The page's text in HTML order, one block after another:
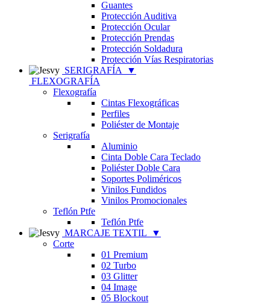
Guantes
Protección Auditiva
Protección Ocular
Protección Prendas
Protección Soldadura
Protección Vías Respiratorias
SERIGRAFÍA
▼
FLEXOGRAFÍA
Flexografía
Cintas Flexográficas
Perfiles
Poliéster de Montaje
Serigrafía
Aluminio
Cinta Doble Cara Teclado
Poliéster Doble Cara
Soportes Poliméricos
Vinilos Fundidos
Vinilos Promocionales
Teflón Ptfe
Teflón Ptfe
MARCAJE TEXTIL
▼
Corte
01 Premium
02 Turbo
03 Glitter
04 Image
05 Blockout